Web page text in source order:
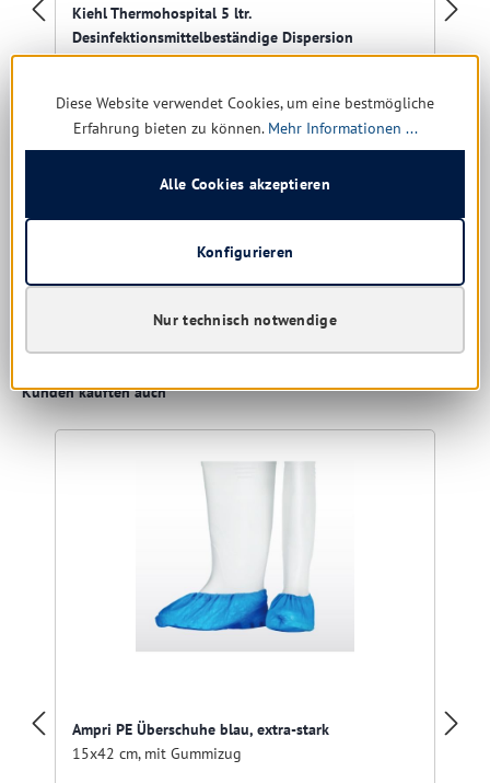
Kiehl Thermohospital 5 ltr.
Desinfektionsmittelbeständige Dispersion
Sofort verfügbar, Lieferzeit: 1-5 Tage
Details
Produktgalerie überspringen
Kunden kauften auch
Ampri PE Überschuhe blau, extra-stark
15x42 cm, mit Gummizug
Diese Website verwendet Cookies, um eine bestmögliche
Erfahrung bieten zu können. Mehr Informationen ...
Nur technisch notwendige
Konfigurieren
Alle Cookies akzeptieren